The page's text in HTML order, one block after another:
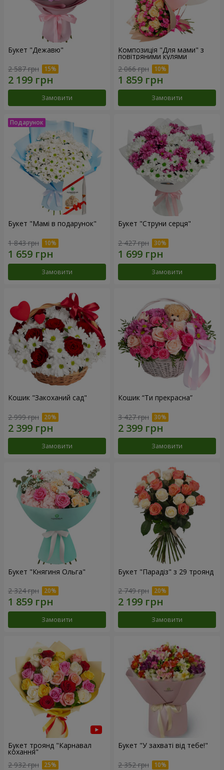
Букет "Дежавю"
2 587 грн
Замовити
Композиція "Для мами" з
повітряними кулями
2 066 грн
Замовити
Букет "Мамі в подарунок"
1 843 грн
Замовити
Букет "Струни серця"
2 427 грн
Замовити
Кошик "Закоханий сад"
2 999 грн
Замовити
Кошик “Ти прекрасна”
3 427 грн
Замовити
Букет "Княгиня Ольга"
2 324 грн
Замовити
Букет "Парадіз" з 29 троянд
2 749 грн
Замовити
Букет троянд "Карнавал
кохання"
2 932 грн
Букет "У захваті від тебе!"
2 352 грн